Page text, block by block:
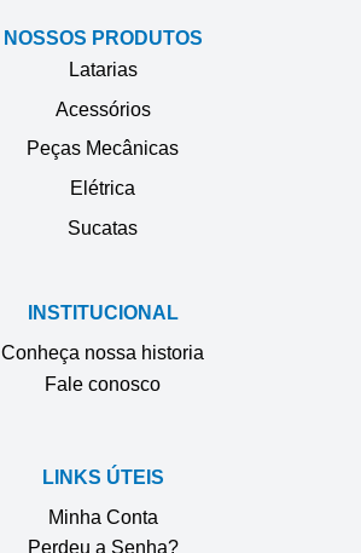
NOSSOS PRODUTOS
Latarias
Acessórios
Peças Mecânicas
Elétrica
Sucatas
INSTITUCIONAL
Conheça nossa historia
Fale conosco
LINKS ÚTEIS
Minha Conta
Perdeu a Senha?